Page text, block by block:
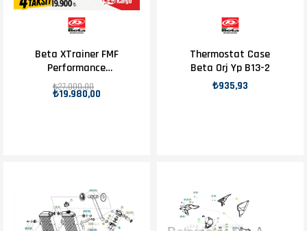
Beta XTrainer FMF
Performance
Egzoz
₺19.980,00
₺27.000,00
Thermostat Case
Beta Orj Yp B13-2
₺935,93